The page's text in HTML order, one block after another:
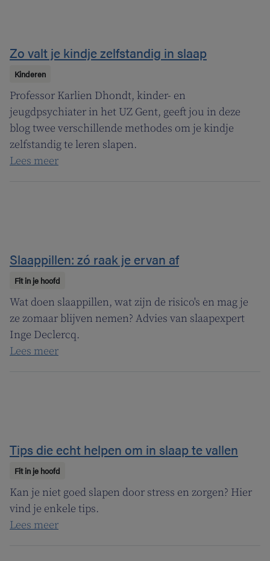
Zo valt je kindje zelfstandig in slaap
Kinderen
Professor Karlien Dhondt, kinder- en
jeugdpsychiater in het UZ Gent, geeft jou in deze
blog twee verschillende methodes om je kindje
zelfstandig te leren slapen.
Lees meer
Slaappillen: zó raak je ervan af
Fit in je hoofd
Wat doen slaappillen, wat zijn de risico's en mag je
ze zomaar blijven nemen? Advies van slaapexpert
Inge Declercq.
Lees meer
Tips die echt helpen om in slaap te vallen
Fit in je hoofd
Kan je niet goed slapen door stress en zorgen? Hier
vind je enkele tips.
Lees meer